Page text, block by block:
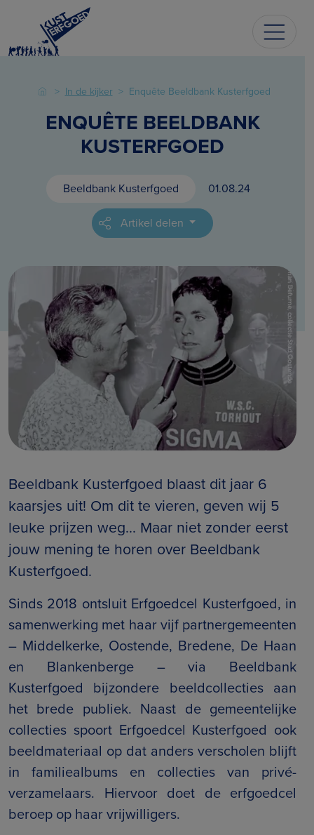
In de kijker Enquête Beeldbank Kusterfgoed
ENQUÊTE BEELDBANK
KUSTERFGOED
Beeldbank Kusterfgoed 01.08.24
Artikel delen
Beeldbank Kusterfgoed blaast dit jaar 6
kaarsjes uit! Om dit te vieren, geven wij 5
leuke prijzen weg... Maar niet zonder eerst
jouw mening te horen over Beeldbank
Kusterfgoed.
Sinds 2018 ontsluit Erfgoedcel Kusterfgoed, in
samenwerking met haar vijf partnergemeenten
– Middelkerke, Oostende, Bredene, De Haan
en Blankenberge – via Beeldbank
Kusterfgoed bijzondere beeldcollecties aan
het brede publiek. Naast de gemeentelijke
collecties spoort Erfgoedcel Kusterfgoed ook
beeldmateriaal op dat anders verscholen blijft
in familiealbums en collecties van privé-
verzamelaars. Hiervoor doet de erfgoedcel
beroep op haar vrijwilligers.